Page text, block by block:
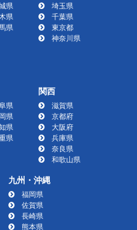
県
県
県
埼玉県
千葉県
東京都
神奈川県
県
県
県
県
関西
滋賀県
京都府
大阪府
兵庫県
奈良県
和歌山県
九州・沖縄
福岡県
佐賀県
長崎県
熊本県